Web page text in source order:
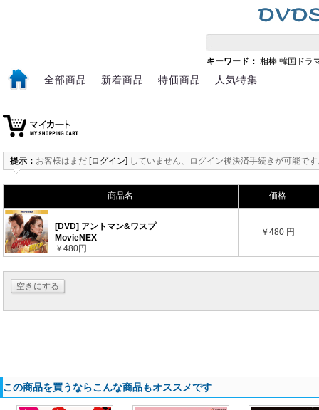
キーワード： 相棒 韓国ドラ
全部商品 新着商品 特価商品 人気特集
提示： お客様はまだ [ログイン] していません、ログイン後決済手続きが可能で
商品名 価格
[DVD] アントマン&ワスプ
MovieNEX
￥480円
￥480 円
空きにする
この商品を買うならこんな商品もオススメです